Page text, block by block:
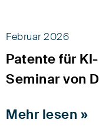
Februar 2026
Patente für
Seminar von
Mehr lesen »